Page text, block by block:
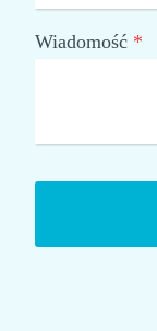
Wiadomość *